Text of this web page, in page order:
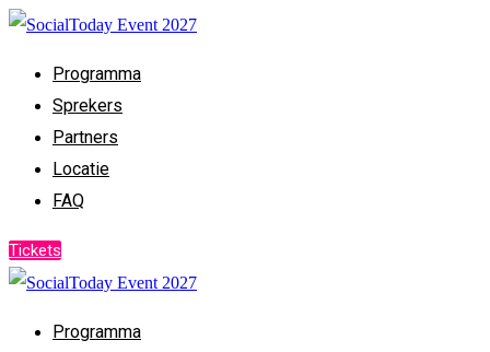
Programma
Sprekers
Partners
Locatie
FAQ
Tickets
Programma